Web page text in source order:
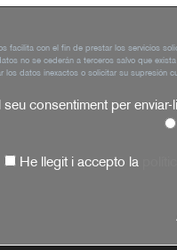
facilita con el fin de prestar los servicios
no se cederán a terceros salvo que
los datos inexactos o solicitar su supresión
seu consentiment per
He llegit i accepto la